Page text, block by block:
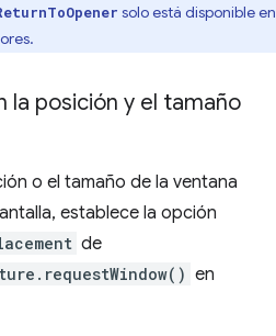
solo está disponible en
la posición y el tamaño
o el tamaño de la ventana
establece la opción
de
en